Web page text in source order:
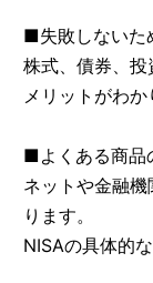
■失敗しないた
株式、債券、
メリットがわか
■よくある商品
ネットや金融
ります。
NISAの具体的